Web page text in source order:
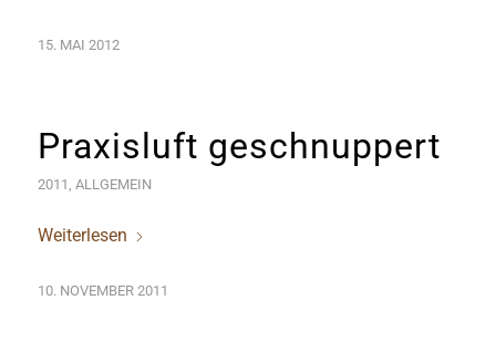
15. MAI 2012
Praxisluft geschnuppert
2011 , ALLGEMEIN
Weiterlesen
10. NOVEMBER 2011